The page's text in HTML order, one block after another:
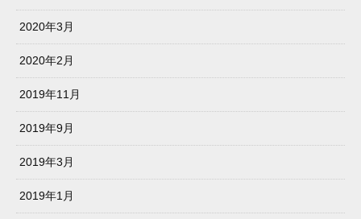
2020年3月
2020年2月
2019年11月
2019年9月
2019年3月
2019年1月